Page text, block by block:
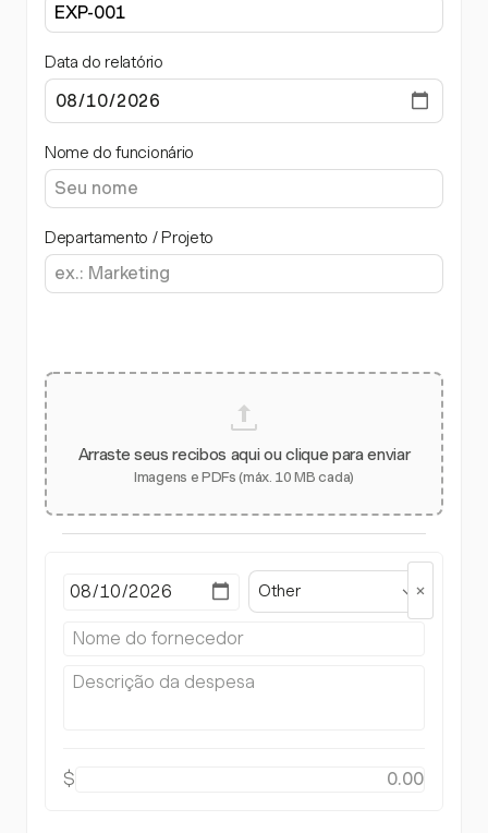
Data do relatório
Nome do funcionário
Departamento / Projeto
Arraste seus recibos aqui ou clique para enviar
Imagens e PDFs (máx. 10 MB cada)
Other
$